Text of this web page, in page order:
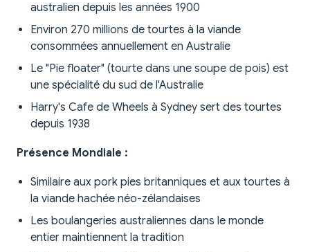
australien depuis les années 1900
Environ 270 millions de tourtes à la viande
consommées annuellement en Australie
Le "Pie floater" (tourte dans une soupe de pois) est
une spécialité du sud de l'Australie
Harry's Cafe de Wheels à Sydney sert des tourtes
depuis 1938
Présence Mondiale :
Similaire aux pork pies britanniques et aux tourtes à
la viande hachée néo-zélandaises
Les boulangeries australiennes dans le monde
entier maintiennent la tradition